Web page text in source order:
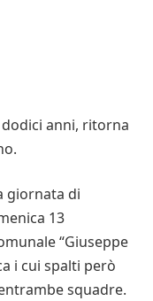
dodici anni, ritorna
giornata di
13
“Giuseppe
i cui spalti però
squadre.